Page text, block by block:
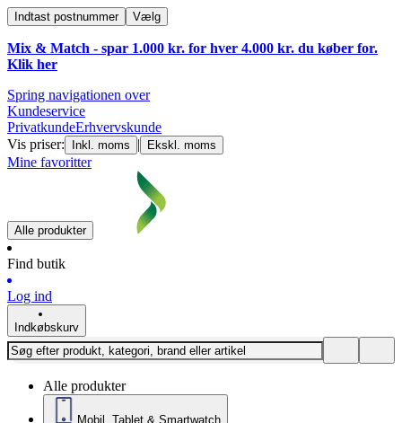
Indtast postnummer Vælg
Mix & Match - spar 1.000 kr. for hver 4.000 kr. du køber for.
Klik her
Spring navigationen over
Kundeservice
PrivatkundeErhvervskunde
Vis priser:
Inkl. moms | Ekskl. moms
Mine favoritter
Alle produkter
Find butik
Log ind
Indkøbskurv
Alle produkter
Mobil, Tablet & Smartwatch